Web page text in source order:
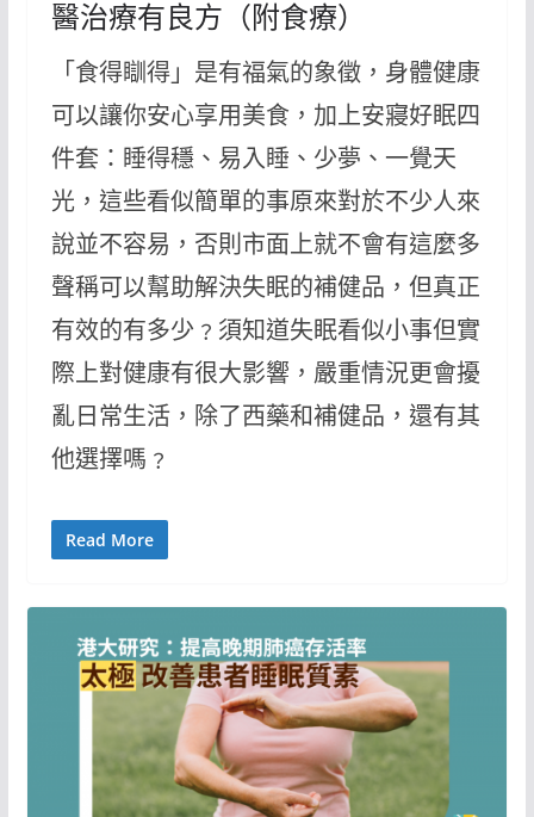
醫治療有良方（附食療）
「食得瞓得」是有福氣的象徵，身體健康
可以讓你安心享用美食，加上安寢好眠四
件套：睡得穩、易入睡、少夢、一覺天
光，這些看似簡單的事原來對於不少人來
說並不容易，否則市面上就不會有這麼多
聲稱可以幫助解決失眠的補健品，但真正
有效的有多少﹖須知道失眠看似小事但實
際上對健康有很大影響，嚴重情況更會擾
亂日常生活，除了西藥和補健品，還有其
他選擇嗎﹖
Read More